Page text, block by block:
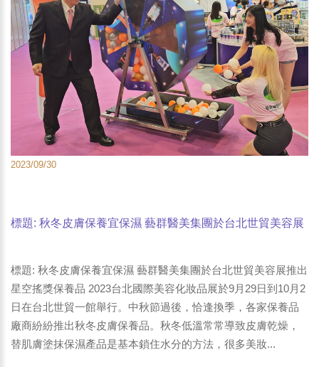
2023/09/30
標題: 秋冬皮膚保養宜保濕 藝群醫美集團於台北世貿美容展
標題: 秋冬皮膚保養宜保濕 藝群醫美集團於台北世貿美容展推出
星空搖獎保養品 2023台北國際美容化妝品展於9月29日到10月2
日在台北世貿一館舉行。中秋節過後，恰逢換季，各家保養品
廠商紛紛推出秋冬皮膚保養品。秋冬低溫常常導致皮膚乾燥，
替肌膚塗抹保濕產品是基本鎖住水分的方法，很多美妝...